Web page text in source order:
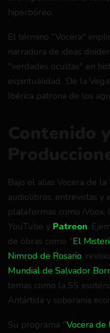
hiperbóreo.
El término "Vocera"
narradora de ideas
"verdades ocultas" en
espiritualidad. ‘De la
Ibérica patrona de los
Bajo el alias Vocera de
audiolibros, entrevistas y
plataformas como iVoox,
YouTube y Patreon.
de obras como "El
Nimrod de Rosario,
Mundial de Salvador
temas como la SS
Antártida y soberanía
Su programa "Vocera de